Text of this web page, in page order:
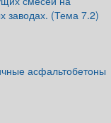
заводах. (Тема 7.2)
асфальтобетоны